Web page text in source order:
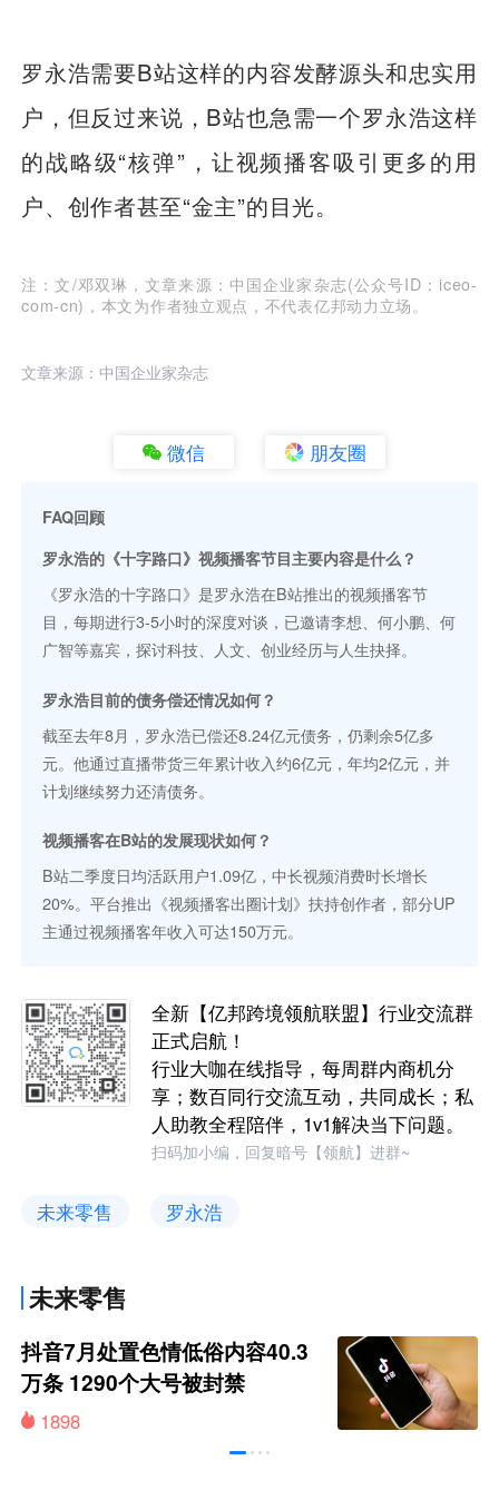
罗永浩需要B站这样的内容发酵源头和忠实用
户，但反过来说，B站也急需一个罗永浩这样
的战略级“核弹”，让视频播客吸引更多的用
户、创作者甚至“金主”的目光。
注：文/邓双琳，文章来源：中国企业家杂志(公众号ID：iceo-
com-cn)，本文为作者独立观点，不代表亿邦动力立场。
文章来源：中国企业家杂志
微信 朋友圈
FAQ回顾
罗永浩的《十字路口》视频播客节目主要内容是什么？
《罗永浩的十字路口》是罗永浩在B站推出的视频播客节
目，每期进行3-5小时的深度对谈，已邀请李想、何小鹏、何
广智等嘉宾，探讨科技、人文、创业经历与人生抉择。
罗永浩目前的债务偿还情况如何？
截至去年8月，罗永浩已偿还8.24亿元债务，仍剩余5亿多
元。他通过直播带货三年累计收入约6亿元，年均2亿元，并
计划继续努力还清债务。
视频播客在B站的发展现状如何？
B站二季度日均活跃用户1.09亿，中长视频消费时长增长
20%。平台推出《视频播客出圈计划》扶持创作者，部分UP
主通过视频播客年收入可达150万元。
全新【亿邦跨境领航联盟】行业交流群
正式启航！
行业大咖在线指导，每周群内商机分
享；数百同行交流互动，共同成长；私
人助教全程陪伴，1v1解决当下问题。
扫码加小编，回复暗号【领航】进群~
未来零售 罗永浩
未来零售
抖音7月处置色情低俗内容40.3
万条 1290个大号被封禁
1898